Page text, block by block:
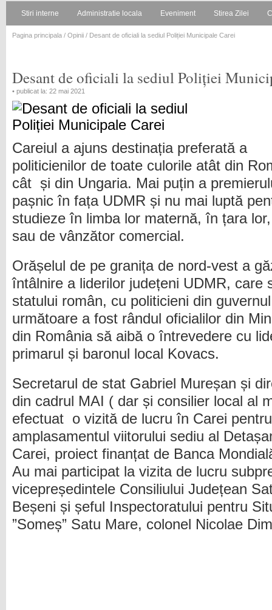
Stiri interne Administratie locala Eveniment Stirea Zilei
Pagina principala / Opinii / Desant de oficiali la sediul Poliției Municipale Carei
Desant de oficiali la sediul Poliției
• publicat la: 22 mai 2021
Careiul a ajuns destinația preferată a
politicienilor de toate culorile atât din
cât și din Ungaria. Mai puțin a
pașnic în fața UDMR și nu mai luptă
studieze în limba lor maternă, în țara
sau de vânzător comercial.
Orășelul de pe granița de nord-vest a
întâlnire a liderilor județeni UDMR, care
statului român, cu politicieni din
următoare a fost rândul oficialilor din
din România să aibă o întrevedere cu
primarul și baronul local Kovacs.
Secretarul de stat Gabriel Mureșan și
din cadrul MAI ( dar și consilier local al
efectuat o vizită de lucru în Carei
amplasamentul viitorului sediu al
Carei, proiect finanțat de Banca
Au mai participat la vizita de lucru
vicepreședintele Consiliului Județean
Beșeni și șeful Inspectoratului pentru
”Someș” Satu Mare, colonel Nicolae